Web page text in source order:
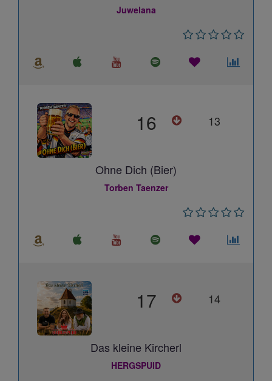
Juwelana
16 13
Ohne Dich (Bier)
Torben Taenzer
17 14
Das kleine Kircherl
HERGSPUID